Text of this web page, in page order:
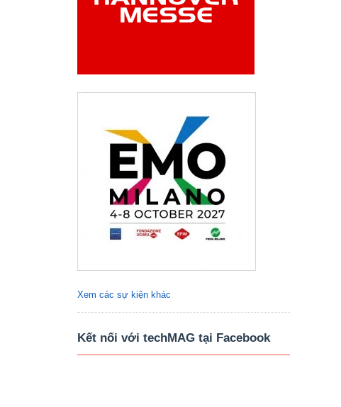
Xem các sự kiện khác
Kết nối với techMAG tại Facebook